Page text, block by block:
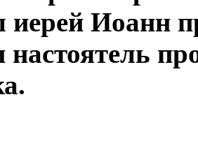
иерей Иоанн
настоятель